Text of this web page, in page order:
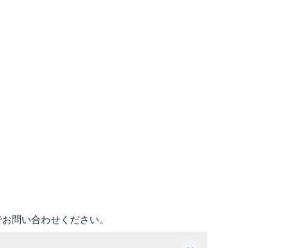
問い合わせください。